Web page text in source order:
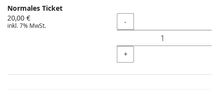
Normales Ticket
20,00 €
inkl. 7% MwSt. Menge
-
+